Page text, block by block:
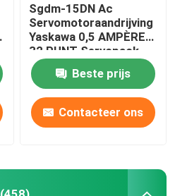
Sgdm-15DN Ac
Servomotoraandrijving
Yaskawa 0,5 AMPÈREN
32 PUNT Servopack
Beste prijs
Contacteer ons